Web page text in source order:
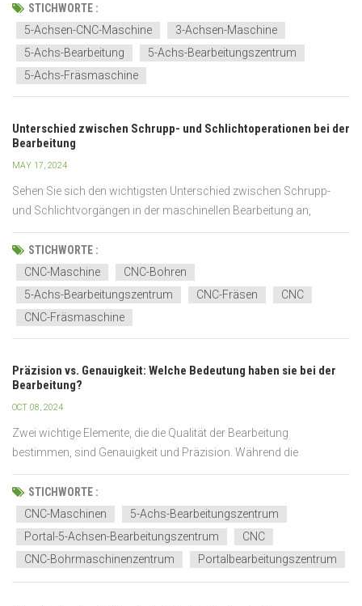
Verbesserung der Präzisionsbearbeitung. Zu den Vorteilen von 5-
Achs-CNC-Maschinen zählen größere Flexibilität und Vielseitig...
STICHWORTE :
5-Achsen-CNC-Maschine
3-Achsen-Maschine
5-Achs-Bearbeitung
5-Achs-Bearbeitungszentrum
5-Achs-Fräsmaschine
Unterschied zwischen Schrupp- und Schlichtoperationen bei der
Bearbeitung
MAY 17, 2024
Sehen Sie sich den wichtigsten Unterschied zwischen Schrupp-
und Schlichtvorgängen in der maschinellen Bearbeitung an,
angefangen bei der Werkzeugauswahl bis hin zur Prozessstrategie.
Wir werden analysieren, warum beide Phasen wichtig sind, indem
wir ihre Ansätze und Ergebnisse vergleichen. Die Ziel...
STICHWORTE :
CNC-Maschine
CNC-Bohren
5-Achs-Bearbeitungszentrum
CNC-Fräsen
CNC
CNC-Fräsmaschine
Präzision vs. Genauigkeit: Welche Bedeutung haben sie bei der
Bearbeitung?
OCT 08, 2024
Zwei wichtige Elemente, die die Qualität der Bearbeitung
bestimmen, sind Genauigkeit und Präzision. Während die
Genauigkeit misst, wie nah ein Ergebnis am gewünschten Ziel ist,
beschreibt die Präzision, wie regelmäßig eine Maschine das gleiche
Ergebnis wiederholen...
STICHWORTE :
CNC-Maschinen
5-Achs-Bearbeitungszentrum
Portal-5-Achsen-Bearbeitungszentrum
CNC
CNC-Bohrmaschinenzentrum
Portalbearbeitungszentrum